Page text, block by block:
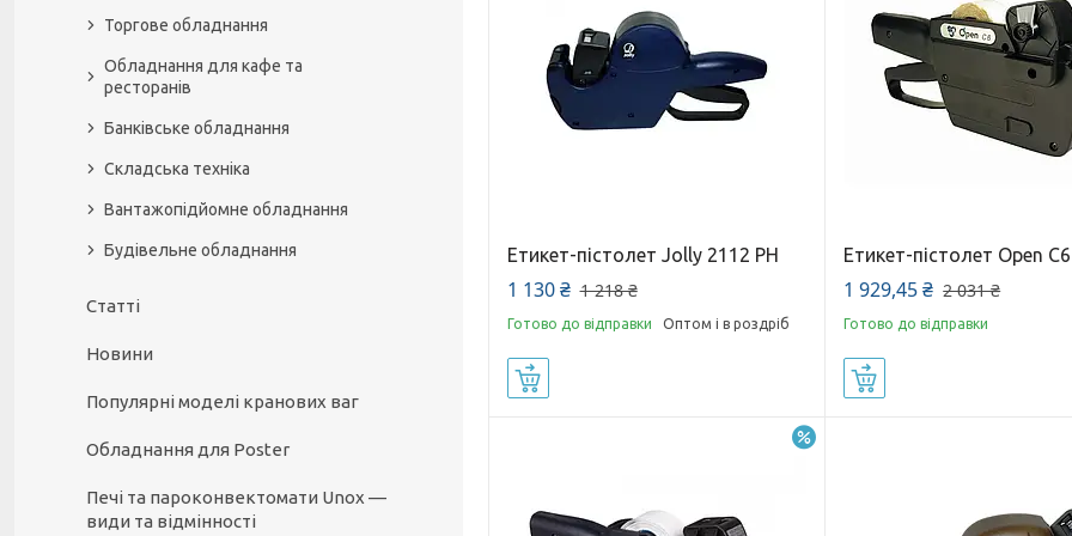
Етикет-пістолет Jolly 2112 PH
1 130 ₴ 1 218 ₴
Готово до відправки Оптом і в роздріб
Етикет-пістолет Open C6
1 929,45 ₴ 2 031 ₴
Готово до відправки
Торгове обладнання
Обладнання для кафе та
ресторанів
Банківське обладнання
Складська техніка
Вантажопідйомне обладнання
Будівельне обладнання
Статті
Новини
Популярні моделі кранових ваг
Обладнання для Poster
Печі та пароконвектомати Unox —
види та відмінності